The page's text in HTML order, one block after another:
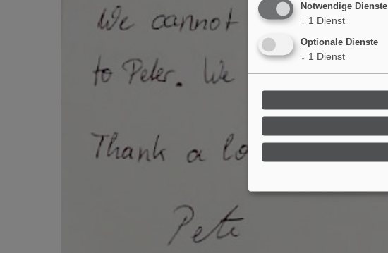
Notwendige Dienste
↓ 1 Dienst
Optionale Dienste
↓ 1 Dienst